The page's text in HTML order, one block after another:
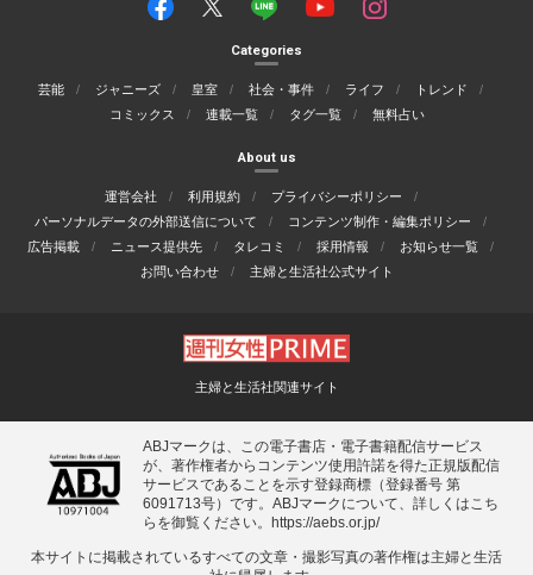
Categories
芸能 ジャニーズ 皇室 社会・事件 ライフ
トレンド
コミックス
連載一覧 タグ一覧 無料占い
About us
運営会社 利用規約
プライバシーポリシー
パーソナルデータの外部送信について
コンテンツ制作・編集ポリシー
広告掲載
ニュース提供先 タレコミ 採用情報
お知らせ一覧
お問い合わせ
主婦と生活社公式サイト
主婦と生活社関連サイト
ABJマークは、この電子書店・電子書籍配信サービス
が、著作権者からコンテンツ使用許諾を得た正規版配信
サービスであることを示す登録商標（登録番号 第
6091713号）です。ABJマークについて、詳しくはこち
らを御覧ください。
https://aebs.or.jp/
本サイトに掲載されているすべての⽂章・撮影写真の著作権は主婦と⽣活